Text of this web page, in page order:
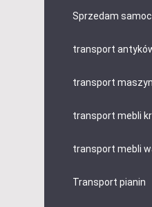
Sprzedam
transport
transport
transport mebli
transport mebli
Transport pianin